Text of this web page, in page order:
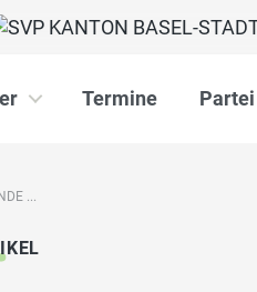
Termine Partei
...